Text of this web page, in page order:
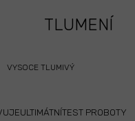
TLUMENÍ
VYSOCE TLUMIVÝ
PROBOTY